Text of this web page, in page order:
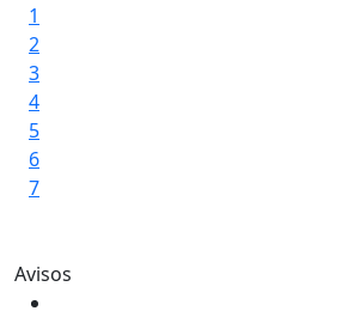
1
2
3
4
5
6
7
Avisos